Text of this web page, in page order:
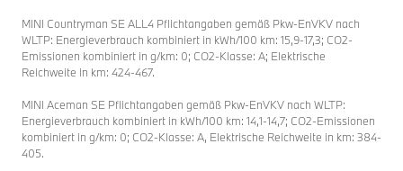
MINI Countryman SE ALL4 Pflichtangaben gemäß Pkw-EnVKV nach
WLTP: Energieverbrauch kombiniert in kWh/100 km: 15,9-17,3; CO2-
Emissionen kombiniert in g/km: 0; CO2-Klasse: A; Elektrische
Reichweite in km: 424-467.
MINI Aceman SE Pflichtangaben gemäß Pkw-EnVKV nach WLTP:
Energieverbrauch kombiniert in kWh/100 km: 14,1-14,7; CO2-Emissionen
kombiniert in g/km: 0; CO2-Klasse: A, Elektrische Reichweite in km: 384-
405.